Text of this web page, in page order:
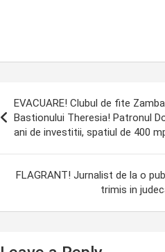
EVACUARE! Clubul de fite
Bastionului Theresia! Patronul
ani de investitii, spatiul de 400
FLAGRANT! Jurnalist de la o
trimis in